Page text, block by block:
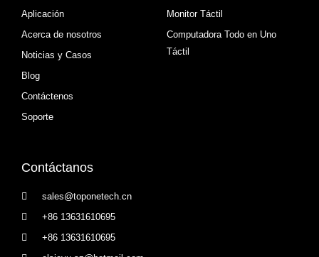
Aplicación
Acerca de nosotros
Noticias y Casos
Blog
Contáctenos
Soporte
Monitor Táctil
Computadora Todo en Uno
Táctil
Contáctanos
sales@toponetech.cn
+86 13631610695
+86 13631610695